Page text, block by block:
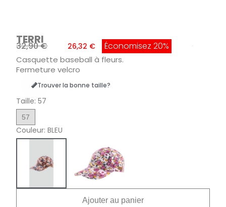
TERRI
32,90 € 26,32 € Économisez 20%
Casquette baseball à fleurs.
Fermeture velcro
Trouver la bonne taille?
Taille 57
57
Couleur BLEU
Ajouter au panier